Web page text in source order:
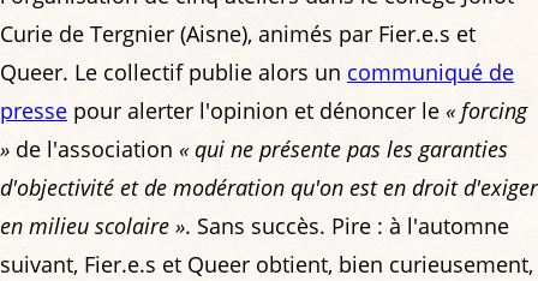
Curie de Tergnier (Aisne), animés par Fier.e.s et
Queer. Le collectif publie alors un communiqué de
presse pour alerter l'opinion et dénoncer le « forcing
» de l'association « qui ne présente pas les garanties
d'objectivité et de modération qu'on est en droit d'exiger
en milieu scolaire ». Sans succès. Pire : à l'automne
suivant, Fier.e.s et Queer obtient, bien curieusement,